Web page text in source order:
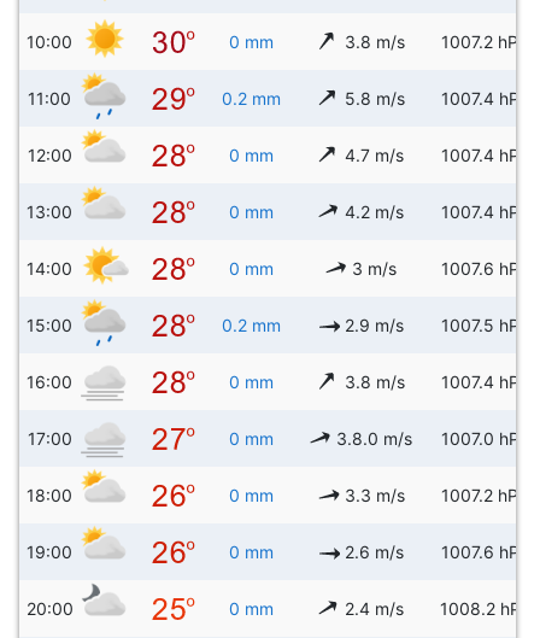
10:00 0 mm 3.8 m/s 1007.2 hPa
11:00 0.2 mm 5.8 m/s 1007.4 hPa
12:00 0 mm 4.7 m/s 1007.4 hPa
13:00 0 mm 4.2 m/s 1007.4 hPa
14:00 0 mm 3 m/s 1007.6 hPa
15:00 0.2 mm 2.9 m/s 1007.5 hPa
16:00 0 mm 3.8 m/s 1007.4 hPa
17:00 0 mm 3.8.0 m/s 1007.0 hPa
18:00 0 mm 3.3 m/s 1007.2 hPa
19:00 0 mm 2.6 m/s 1007.6 hPa
20:00 0 mm 2.4 m/s 1008.2 hPa